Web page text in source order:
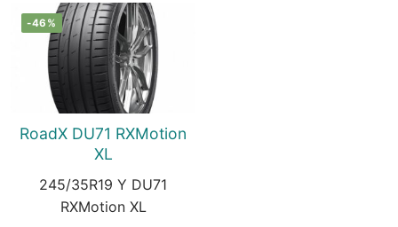
-46%
RoadX DU71 RXMotion
XL
245/35R19 Y DU71
RXMotion XL